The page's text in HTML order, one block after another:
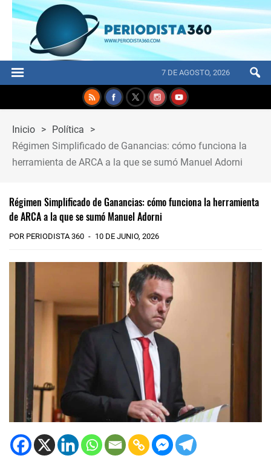
7 DE AGOSTO, 2026
Inicio > Política
>
Régimen Simplificado de Ganancias: cómo funciona la
herramienta de ARCA a la que se sumó Manuel Adorni
Régimen Simplificado de Ganancias: cómo funciona la herramienta
de ARCA a la que se sumó Manuel Adorni
POR PERIODISTA 360 10 DE JUNIO, 2026